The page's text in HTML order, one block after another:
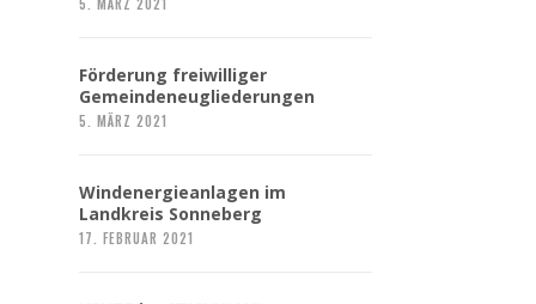
Förderung freiwilliger
Gemeindeneugliederungen
5. MÄRZ 2021
Windenergieanlagen im
Landkreis Sonneberg
17. FEBRUAR 2021